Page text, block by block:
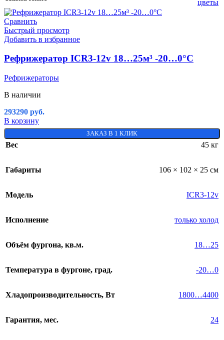
цветы
Сравнить
Быстрый просмотр
Добавить в избранное
Рефрижератор ICR3-12v 18…25м³ -20…0°C
Рефрижераторы
В наличии
293290 руб.
В корзину
ЗАКАЗ В 1 КЛИК
Вес 45 кг
Габариты 106 × 102 × 25 см
Модель ICR3-12v
Исполнение только холод
Объём фургона, кв.м. 18…25
Температура в фургоне, град. -20…0
Хладопроизводительность, Вт 1800…4400
Гарантия, мес. 24